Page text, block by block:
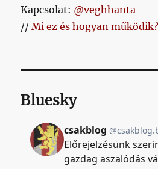
Kapcsolat: @veghhanta
//Mi ez és hogyan működik?
Bluesky